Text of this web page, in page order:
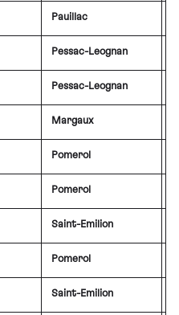
Pauillac
Pessac-Leognan
Pessac-Leognan
Margaux
Pomerol
Pomerol
Saint-Emilion
Pomerol
Saint-Emilion